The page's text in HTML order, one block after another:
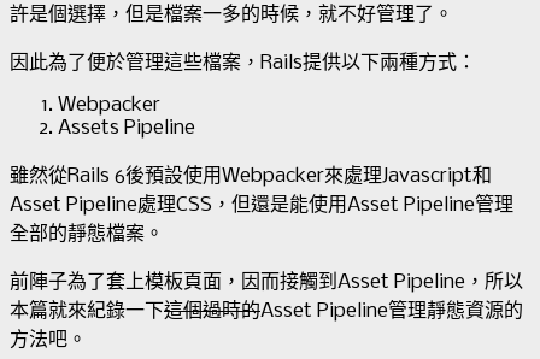
許是個選擇，但是檔案一多的時候，就不好管理了。
因此為了便於管理這些檔案，Rails提供以下兩種方式：
Webpacker
Assets Pipeline
雖然從Rails 6後預設使用Webpacker來處理Javascript和
Asset Pipeline處理CSS，但還是能使用Asset Pipeline管理
全部的靜態檔案。
前陣子為了套上模板頁面，因而接觸到Asset Pipeline，所以
本篇就來紀錄一下這個過時的Asset Pipeline管理靜態資源的
方法吧。